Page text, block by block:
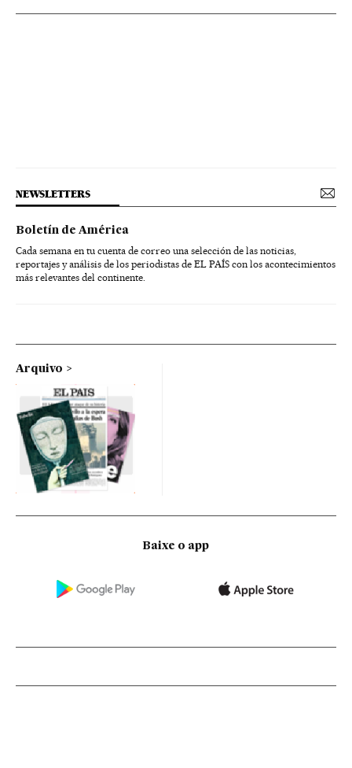
NEWSLETTERS
Boletín de América
Cada semana en tu cuenta de correo una selección de las noticias,
reportajes y análisis de los periodistas de EL PAÍS con los acontecimientos
más relevantes del continente.
Arquivo
Baixe o app